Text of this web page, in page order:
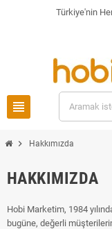
Türkiye'nin
view_headline
chevron_right Hakkımızda
HAKKIMIZDA
Hobi Marketim, 1984
bugüne, değerli